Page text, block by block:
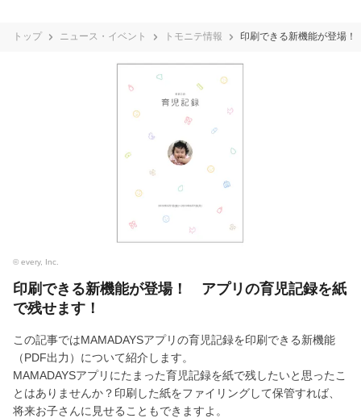
トップ ニュース・イベント トモニテ情報 印刷できる新機能が登場
© every, Inc.
印刷できる新機能が登場！ アプリの育児記録を紙
で残せます！
この記事ではMAMADAYSアプリの育児記録を印刷できる新機能
（PDF出力）について紹介します。
MAMADAYSアプリにたまった育児記録を紙で残したいと思ったこ
とはありませんか？印刷した紙をファイリングして保管すれば、
将来お子さんに見せることもできますよ。